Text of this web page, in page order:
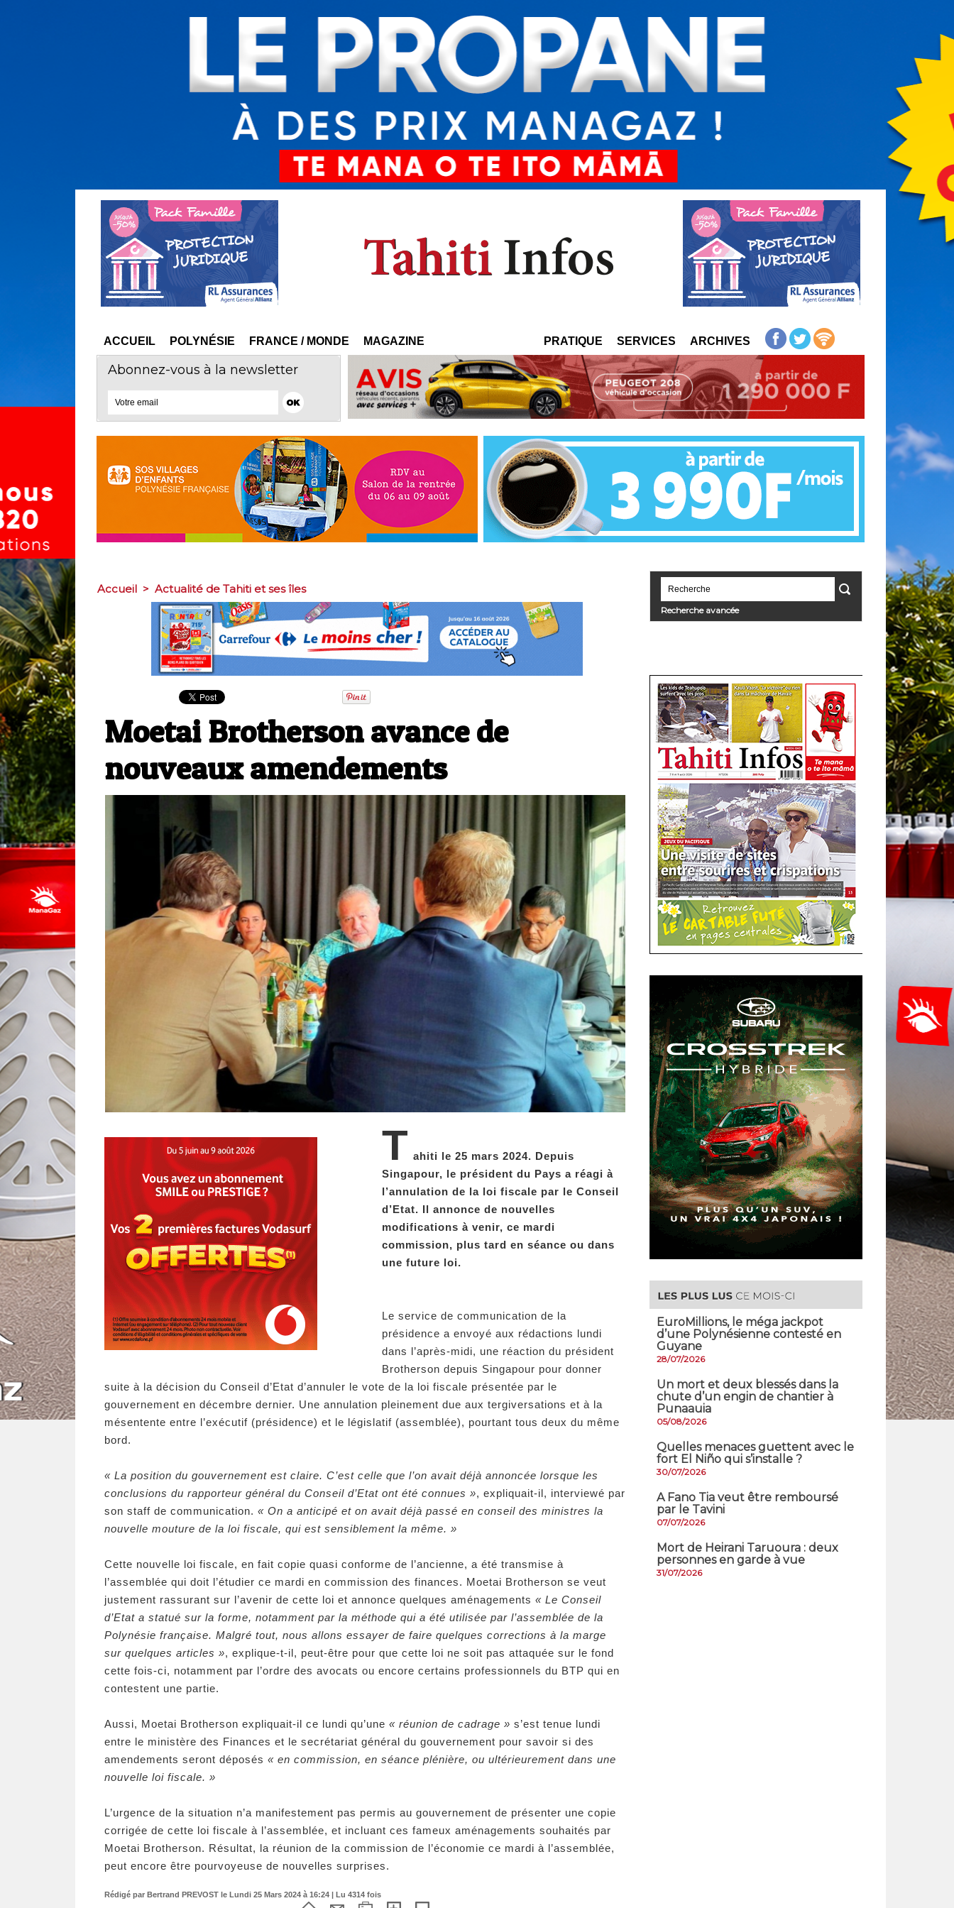
ACCUEIL POLYNÉSIE FRANCE / MONDE MAGAZINE PRATIQUE SERVICES ARCHIVES
Abonnez-vous à la newsletter
Accueil > Actualité de Tahiti et ses îles
​Moetai Brotherson avance de
nouveaux amendements
T ahiti le 25 mars 2024. Depuis
Singapour, le président du Pays a réagi à
l’annulation de la loi fiscale par le Conseil
d’Etat. Il annonce de nouvelles
modifications à venir, ce mardi
commission, plus tard en séance ou dans
une future loi.
Le service de communication de la
présidence a envoyé aux rédactions lundi
dans l’après-midi, une réaction du président
Brotherson depuis Singapour pour donner
suite à la décision du Conseil d’Etat d’annuler le vote de la loi fiscale présentée par le
gouvernement en décembre dernier. Une annulation pleinement due aux tergiversations et à la
mésentente entre l’exécutif (présidence) et le législatif (assemblée), pourtant tous deux du même
bord.
« La position du gouvernement est claire. C’est celle que l’on avait déjà annoncée lorsque les
conclusions du rapporteur général du Conseil d’Etat ont été connues », expliquait-il, interviewé par
son staff de communication. « On a anticipé et on avait déjà passé en conseil des ministres la
nouvelle mouture de la loi fiscale, qui est sensiblement la même. »
Cette nouvelle loi fiscale, en fait copie quasi conforme de l’ancienne, a été transmise à
l’assemblée qui doit l’étudier ce mardi en commission des finances. Moetai Brotherson se veut
justement rassurant sur l’avenir de cette loi et annonce quelques aménagements « Le Conseil
d’Etat a statué sur la forme, notamment par la méthode qui a été utilisée par l’assemblée de la
Polynésie française. Malgré tout, nous allons essayer de faire quelques corrections à la marge
sur quelques articles », explique-t-il, peut-être pour que cette loi ne soit pas attaquée sur le fond
cette fois-ci, notamment par l’ordre des avocats ou encore certains professionnels du BTP qui en
contestent une partie.
Aussi, Moetai Brotherson expliquait-il ce lundi qu’une « réunion de cadrage » s’est tenue lundi
entre le ministère des Finances et le secrétariat général du gouvernement pour savoir si des
amendements seront déposés « en commission, en séance plénière, ou ultérieurement dans une
nouvelle loi fiscale. »
L’urgence de la situation n’a manifestement pas permis au gouvernement de présenter une copie
corrigée de cette loi fiscale à l’assemblée, et incluant ces fameux aménagements souhaités par
Moetai Brotherson. Résultat, la réunion de la commission de l’économie ce mardi à l’assemblée,
peut encore être pourvoyeuse de nouvelles surprises.
Rédigé par Bertrand PREVOST le Lundi 25 Mars 2024 à 16:24 | Lu 4314 fois
Recherche avancée
EuroMillions, ​le méga jackpot
d’une Polynésienne contesté en
Guyane
28/07/2026
​Un mort et deux blessés dans la
chute d’un engin de chantier à
Punaauia
05/08/2026
Quelles menaces guettent avec le
fort El Niño qui s’installe ?
30/07/2026
A Fano Tia veut être remboursé
par le Tavini
07/07/2026
Mort de Heirani Taruoura : deux
personnes en garde à vue
31/07/2026